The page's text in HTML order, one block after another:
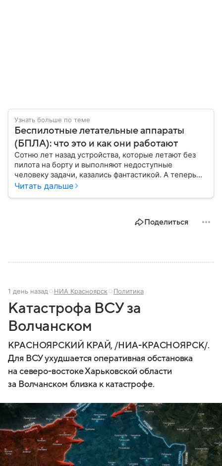
Узнать больше по теме
Беспилотные летательные аппараты
(БПЛА): что это и как они работают
Сотню лет назад устройства, которые летают без
пилота на борту и выполняют недоступные
человеку задачи, казались фантастикой. А теперь
они стали реальностью: собрали главное о
Читать дальше
Поделиться
1 день назад НИА Красноярск Политика
Катастрофа ВСУ за
Волчанском
КРАСНОЯРСКИЙ КРАЙ, /НИА-КРАСНОЯРСК/.
Для ВСУ ухудшается оперативная обстановка
на северо-востоке Харьковской области
за Волчанском близка к катастрофе.